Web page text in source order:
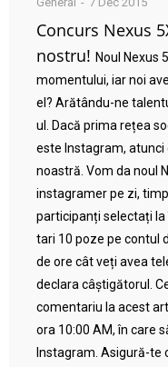
Concurs Nexus
nostru! Noul Nexus
momentului, iar noi
el? Arătându-ne
ul. Dacă prima rețea
este Instagram,
noastră. Vom da noul
instagramer pe zi,
participanți selectați
tari 10 poze pe contul
de ore cât veți avea
declara câștigătorul.
comentariu la acest
ora 10:00 AM, în care
Instagram. Asigură-te